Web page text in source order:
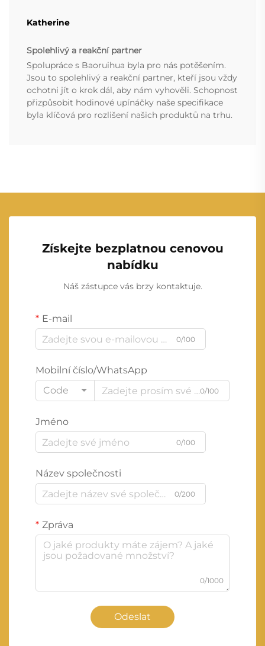
Katherine
Spolehlivý a reakční partner
Spolupráce s Baoruihua byla pro nás potěšením.
Jsou to spolehlivý a reakční partner, kteří jsou vždy
ochotni jít o krok dál, aby nám vyhověli. Schopnost
přizpůsobit hodinové upínáčky naše specifikace
byla klíčová pro rozlišení našich produktů na trhu.
Získejte bezplatnou cenovou
nabídku
Náš zástupce vás brzy kontaktuje.
E-mail
0/100
Mobilní číslo/WhatsApp
Code
0/100
Jméno
0/100
Název společnosti
0/200
Zpráva
0/1000
Odeslat